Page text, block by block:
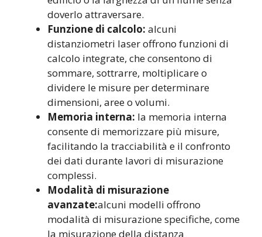
doverlo attraversare.
Funzione di calcolo: alcuni
distanziometri laser offrono funzioni di
calcolo integrate, che consentono di
sommare, sottrarre, moltiplicare o
dividere le misure per determinare
dimensioni, aree o volumi.
Memoria interna: la memoria interna
consente di memorizzare più misure,
facilitando la tracciabilità e il confronto
dei dati durante lavori di misurazione
complessi.
Modalità di misurazione
avanzate:alcuni modelli offrono
modalità di misurazione specifiche, come
la misurazione della distanza